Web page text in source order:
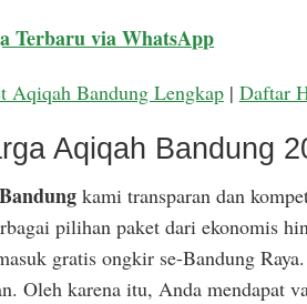
Terbaru via WhatsApp
Aqiqah Bandung Lengkap| Daftar
Aqiqah Bandung
kami transparan dan
pilihan paket dari ekonomis
gratis ongkir se-Bandung
Oleh karena itu, Anda mendapat